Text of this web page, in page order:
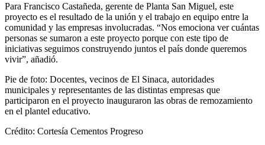
Para Francisco Castañeda, gerente de Planta San Miguel, este
proyecto es el resultado de la unión y el trabajo en equipo entre la
comunidad y las empresas involucradas. “Nos emociona ver cuántas
personas se sumaron a este proyecto porque con este tipo de
iniciativas seguimos construyendo juntos el país donde queremos
vivir”, añadió.
Pie de foto: Docentes, vecinos de El Sinaca, autoridades
municipales y representantes de las distintas empresas que
participaron en el proyecto inauguraron las obras de remozamiento
en el plantel educativo.
Crédito: Cortesía Cementos Progreso